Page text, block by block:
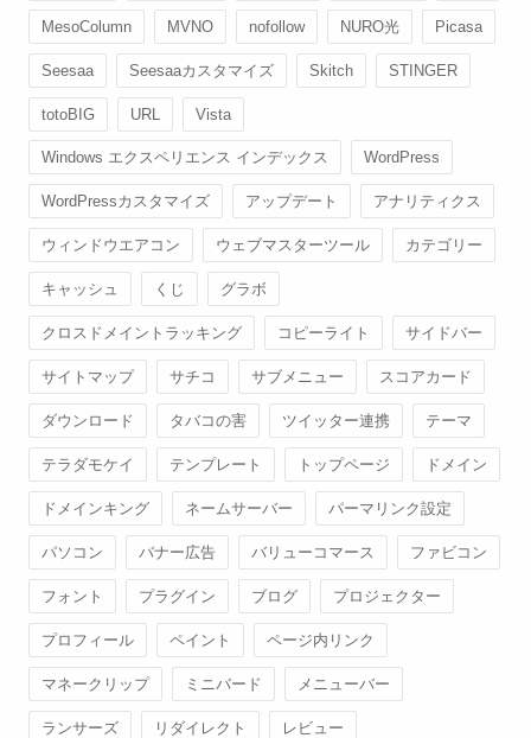
MesoColumn MVNO nofollow NURO光 Picasa
Seesaa Seesaaカスタマイズ Skitch STINGER
totoBIG URL Vista
Windows エクスペリエンス インデックス WordPress
WordPressカスタマイズ アップデート アナリティクス
ウィンドウエアコン ウェブマスターツール カテゴリー
キャッシュ くじ グラボ
クロスドメイントラッキング コピーライト サイドバー
サイトマップ サチコ サブメニュー スコアカード
ダウンロード タバコの害 ツイッター連携 テーマ
テラダモケイ テンプレート トップページ ドメイン
ドメインキング ネームサーバー パーマリンク設定
パソコン バナー広告 バリューコマース ファビコン
フォント プラグイン ブログ プロジェクター
プロフィール ペイント ページ内リンク
マネークリップ ミニバード メニューバー
ランサーズ リダイレクト レビュー